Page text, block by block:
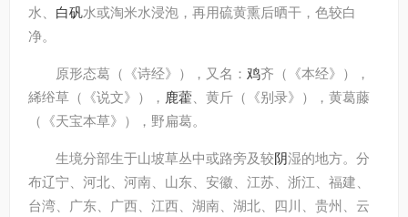
水、 白矾水或淘米水浸泡，再用硫黄熏后晒干，色较白
净。
原形态葛（《诗经》），又名： 鸡齐（《本经》），
絺绤草（《说文》）， 鹿藿 、黄斤（《别录》），黄葛藤
（《天宝本草》），野扁葛。
生境分部生于山坡草丛中或路旁及较阴湿的地方。分
布辽宁、河北、河南、山东、安徽、江苏、浙江、福建、
台湾、广东、广西、江西、湖南、湖北、四川、贵州、云